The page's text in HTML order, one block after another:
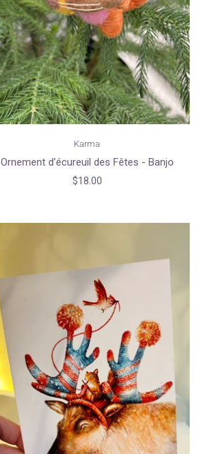
Karma
Ornement d'écureuil des Fêtes - Banjo
$18.00